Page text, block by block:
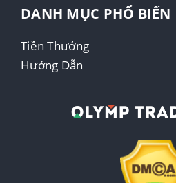
DANH MỤC PHỔ BIẾN
Tiền Thưởng
Hướng Dẫn